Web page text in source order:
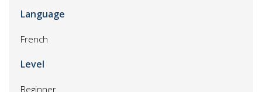
Language
French
Level
Beginner